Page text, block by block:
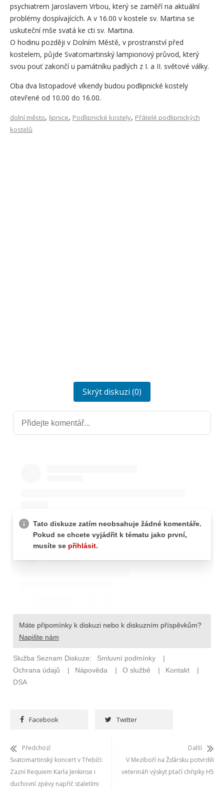
psychiatrem Jaroslavem Vrbou, který se zaměří na aktuální
problémy dospívajících. A v 16.00 v kostele sv. Martina se
uskuteční mše svatá ke cti sv. Martina.
O hodinu později v Dolním Městě, v prostranství před
kostelem, půjde Svatomartinský lampionový průvod, který
svou pouť zakončí u památníku padlých z I. a II. světové války.
Oba dva listopadové víkendy budou podlipnické kostely
otevřené od 10.00 do 16.00.
dolní město, lipnice, Podlipnické kostely, Přátelé podlipnických
kostelů
Skrýt diskuzi (0)
Facebook Twitter
Předchozí
Svatomartinský koncert v Třebíči:
Zazní Requiem Karla Jenkinse i
duchovní zpěvy napříč staletími
Další
V Meziboří na Žďársku potvrdili
veterináři výskyt ptačí chřipky H5